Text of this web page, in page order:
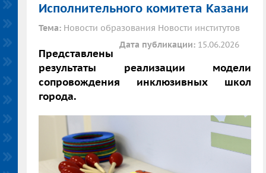
Исполнительного комитета Казани
Тема: Новости образования Новости институтов
Дата публикации: 15.06.2026
Представлены
результаты реализации модели
сопровождения инклюзивных школ
города.